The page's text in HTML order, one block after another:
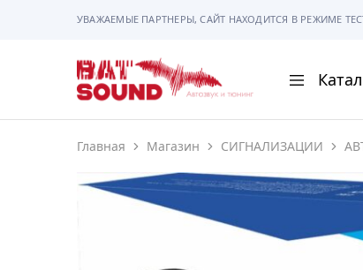
УВАЖАЕМЫЕ ПАРТНЕРЫ, САЙТ НАХОДИТСЯ В РЕЖИМЕ
BAT
Sound
АВТОСВЕТ
Главная Магазин СИГНАЛИЗАЦИИ